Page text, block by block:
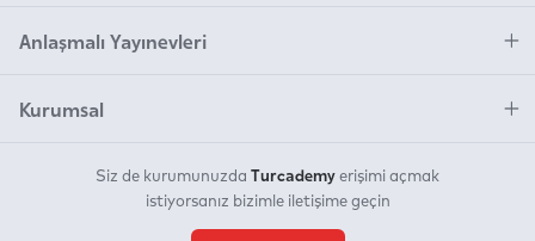
Anlaşmalı Yayınevleri
Kurumsal
Siz de kurumunuzda Turcademy erişimi açmak
istiyorsanız bizimle iletişime geçin